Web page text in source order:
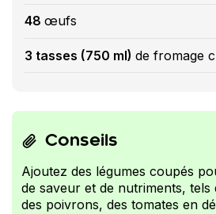
48 œufs
3 tasses (750 ml) de fromage
Conseils
Ajoutez des légumes coupés
de saveur et de nutriments, tels
des poivrons, des tomates en